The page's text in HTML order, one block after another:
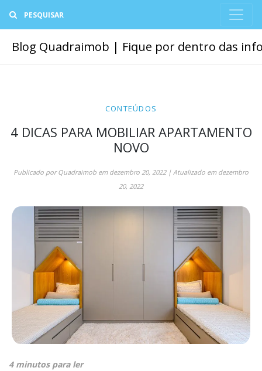
Blog Quadraimob | Fique por dentro das
CONTEÚDOS
4 DICAS PARA MOBILIAR APARTAMENTO
NOVO
Publicado porQuadraimob em dezembro 20, 2022| Atualizado em dezembro
20, 2022
4 minutos para ler